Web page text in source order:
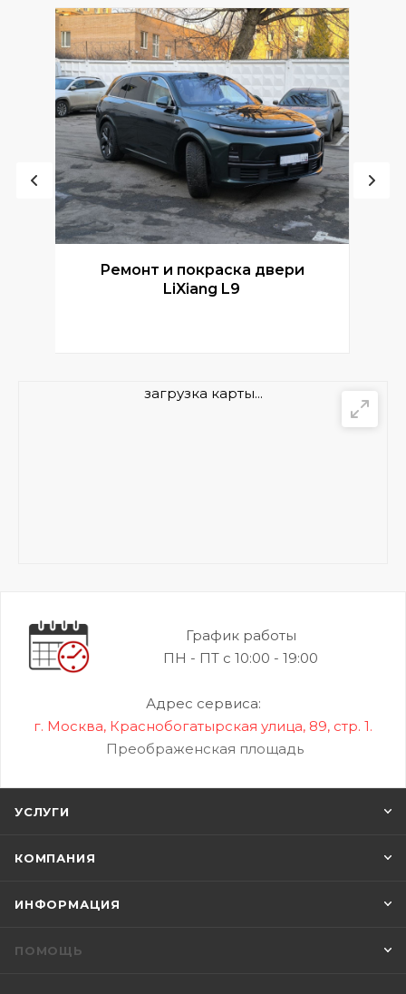
Ремонт и покраска двери
LiXiang L9
загрузка карты...
График работы
ПН - ПТ с 10:00 - 19:00
Адрес сервиса:
г. Москва, Краснобогатырская улица, 89, стр. 1.
Преображенская площадь
УСЛУГИ
КОМПАНИЯ
ИНФОРМАЦИЯ
ПОМОЩЬ